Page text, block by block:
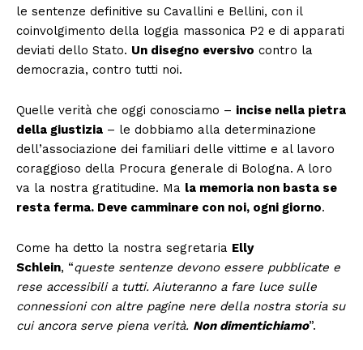
le sentenze definitive su Cavallini e Bellini, con il
coinvolgimento della loggia massonica P2 e di apparati
deviati dello Stato. Un disegno eversivo contro la
democrazia, contro tutti noi.
Quelle verità che oggi conosciamo – incise nella pietra
della giustizia – le dobbiamo alla determinazione
dell’associazione dei familiari delle vittime e al lavoro
coraggioso della Procura generale di Bologna. A loro
va la nostra gratitudine. Ma la memoria non basta se
resta ferma. Deve camminare con noi, ogni giorno.
Come ha detto la nostra segretaria Elly
Schlein, “queste sentenze devono essere pubblicate e
rese accessibili a tutti. Aiuteranno a fare luce sulle
connessioni con altre pagine nere della nostra storia su
cui ancora serve piena verità. Non dimentichiamo”.